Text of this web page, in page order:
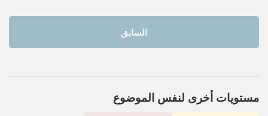
السابق
مستويات أخرى لنفس الموضوع